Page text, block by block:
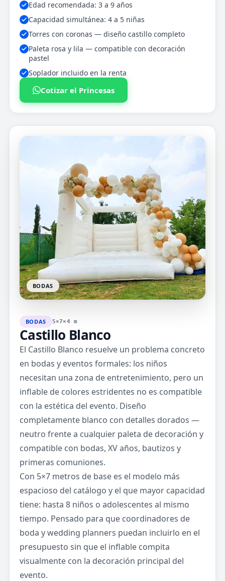
Edad recomendada: 3 a 9 años
Capacidad simultánea: 4 a 5 niñas
Torres con coronas — diseño castillo completo
Paleta rosa y lila — compatible con decoración
pastel
Soplador incluido en la renta
Cotizar el Princesas
BODAS 5×7×4 m
Castillo Blanco
El Castillo Blanco resuelve un problema concreto
en bodas y eventos formales: los niños
necesitan una zona de entretenimiento, pero un
inflable de colores estridentes no es compatible
con la estética del evento. Diseño
completamente blanco con detalles dorados —
neutro frente a cualquier paleta de decoración y
compatible con bodas, XV años, bautizos y
primeras comuniones.
Con 5×7 metros de base es el modelo más
espacioso del catálogo y el que mayor capacidad
tiene: hasta 8 niños o adolescentes al mismo
tiempo. Pensado para que coordinadores de
boda y wedding planners puedan incluirlo en el
presupuesto sin que el inflable compita
visualmente con la decoración principal del
evento.
BODAS